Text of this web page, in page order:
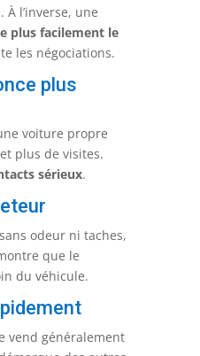
À l’inverse, une
plus facilement le
les négociations.
plus
voiture propre
plus de visites.
sérieux.
odeur ni taches,
que le
du véhicule.
vend généralement